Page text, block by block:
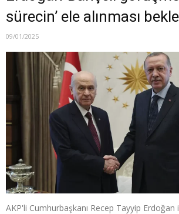
sürecin’ ele alınması
09/01/2025
AKP'li Cumhurbaşkanı Recep Tayyip Erdoğan